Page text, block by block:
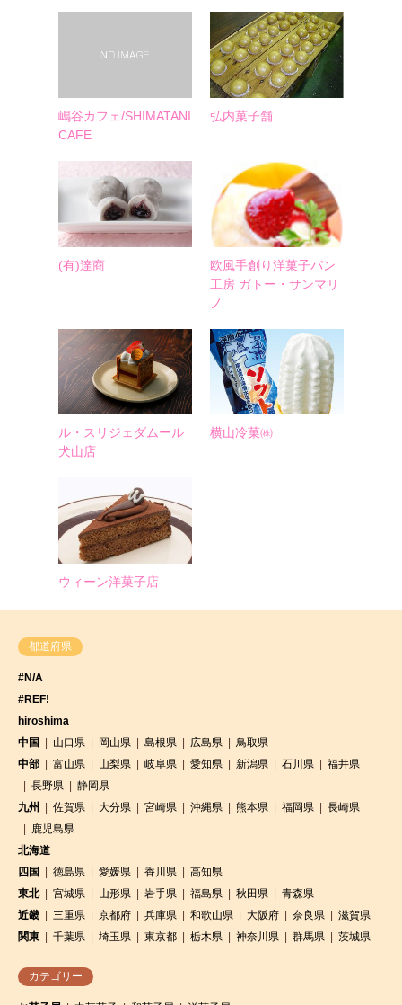
嶋谷カフェ/SHIMATANI
CAFE
弘内菓子舗
(有)達商
欧風手創り洋菓子パン
工房 ガトー・サンマリ
ノ
ル・スリジェダムール
犬山店
横山冷菓㈱
ウィーン洋菓子店
都道府県
#N/A
#REF!
hiroshima
中国
山口県 岡山県 島根県 広島県
鳥取県
中部
富山県 山梨県 岐阜県 愛知県 新潟県 石川県
福井県
長野県
静岡県
九州
佐賀県 大分県 宮崎県 沖縄県 熊本県 福岡県
長崎県
鹿児島県
北海道
四国
徳島県 愛媛県 香川県
高知県
東北
宮城県 山形県 岩手県 福島県 秋田県
青森県
近畿
三重県 京都府 兵庫県 和歌山県 大阪府 奈良県
滋賀県
関東
千葉県 埼玉県 東京都 栃木県 神奈川県 群馬県 茨城県
カテゴリー